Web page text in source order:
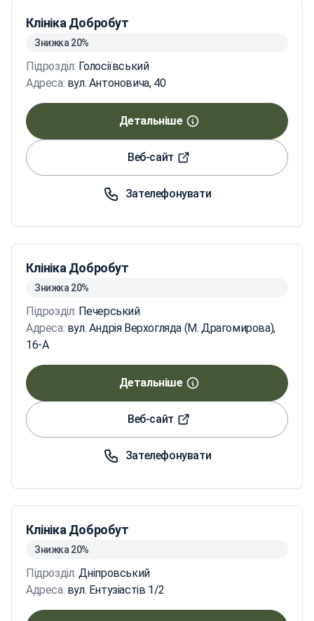
Клініка Добробут
Знижка 20%
Підрозділ: Голосіївський
Адреса: вул. Антоновича, 40
Детальніше
Веб-сайт
Зателефонувати
Клініка Добробут
Знижка 20%
Підрозділ: Печерський
Адреса: вул. Андрія Верхогляда (М. Драгомирова),
16-А
Детальніше
Веб-сайт
Зателефонувати
Клініка Добробут
Знижка 20%
Підрозділ: Дніпровський
Адреса: вул. Ентузіастів 1/2